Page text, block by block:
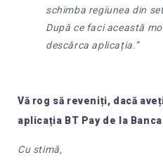
schimba regiunea din
După ce faci această
descărca aplicația.”
Vă rog să reveniți, dacă
aplicația BT Pay de la
Cu stimă,